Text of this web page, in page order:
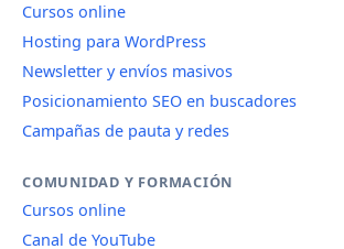
Cursos online
Hosting para WordPress
Newsletter y envíos masivos
Posicionamiento SEO en buscadores
Campañas de pauta y redes
COMUNIDAD Y FORMACIÓN
Cursos online
Canal de YouTube